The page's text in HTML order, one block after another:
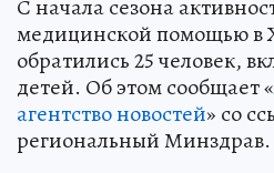
С начала сезона
медицинской помощью в
обратились 25 человек,
детей. Об этом сообщает «
агентство новостей» со
региональный Минздрав.